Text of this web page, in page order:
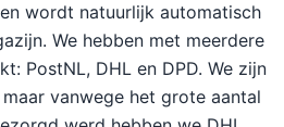
wordt natuurlijk automatisch
We hebben met meerdere
PostNL, DHL en DPD. We zijn
vanwege het grote aantal